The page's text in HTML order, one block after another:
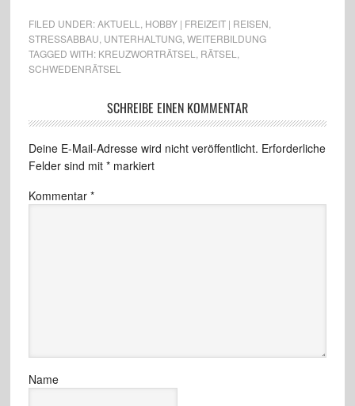
FILED UNDER:AKTUELL HOBBY | FREIZEIT | REISEN
STRESSABBAU UNTERHALTUNG, WEITERBILDUNG
TAGGED WITH: KREUZWORTRÄTSEL RÄTSEL
SCHWEDENRÄTSEL
SCHREIBE EINEN KOMMENTAR
Deine E-Mail-Adresse wird nicht veröffentlicht. Erforderliche
Felder sind mit *markiert
Kommentar *
Name